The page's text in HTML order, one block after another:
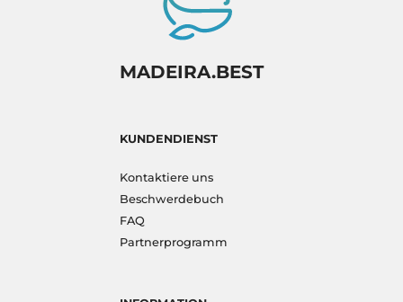
MADEIRA.BEST
KUNDENDIENST
Kontaktiere uns
Beschwerdebuch
FAQ
Partnerprogramm